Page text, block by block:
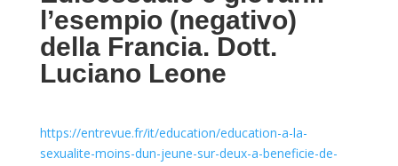
l’esempio (negativo)
della Francia. Dott.
Luciano Leone
https://entrevue.fr/it/education/education-a-la-
sexualite-moins-dun-jeune-sur-deux-a-beneficie-de-